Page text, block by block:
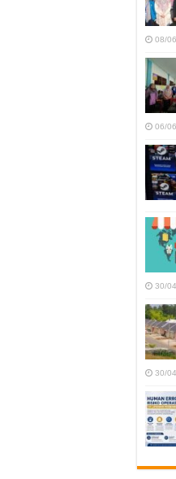
08/
06/
30/
30/